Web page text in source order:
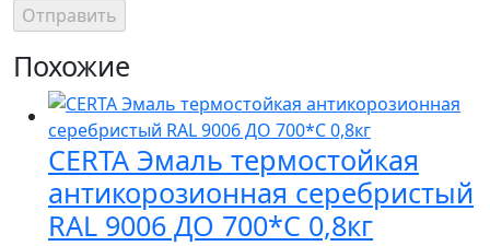
Похожие
CERTA Эмаль термостойкая
антикорозионная серебристый
RAL 9006 ДО 700*С 0,8кг